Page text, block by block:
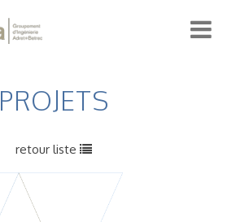
PROJETS
retour liste